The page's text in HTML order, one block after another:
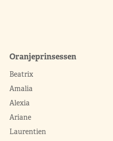
Oranjeprinsessen
Beatrix
Amalia
Alexia
Ariane
Laurentien